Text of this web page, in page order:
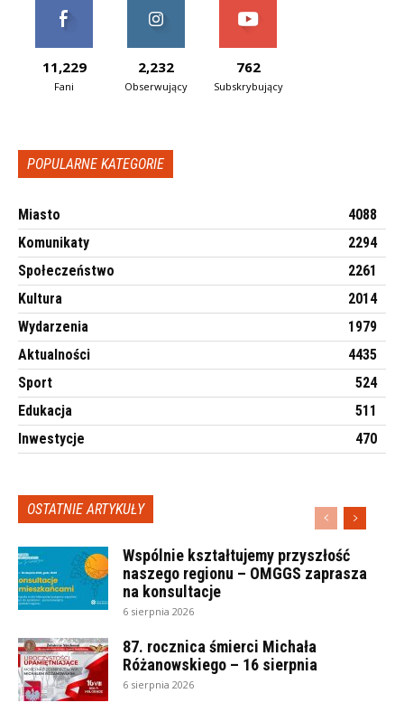
11,229
Fani
2,232
Obserwujący
762
Subskrybujący
POPULARNE KATEGORIE
Miasto
4088
Komunikaty
2294
Społeczeństwo
2261
Kultura
2014
Wydarzenia
1979
Aktualności
4435
Sport
524
Edukacja
511
Inwestycje
470
OSTATNIE ARTYKUŁY
Wspólnie kształtujemy przyszłość
naszego regionu – OMGGS zaprasza
na konsultacje
6 sierpnia 2026
87. rocznica śmierci Michała
Różanowskiego – 16 sierpnia
6 sierpnia 2026